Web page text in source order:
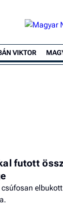
VIKTOR
futott
csúfosan